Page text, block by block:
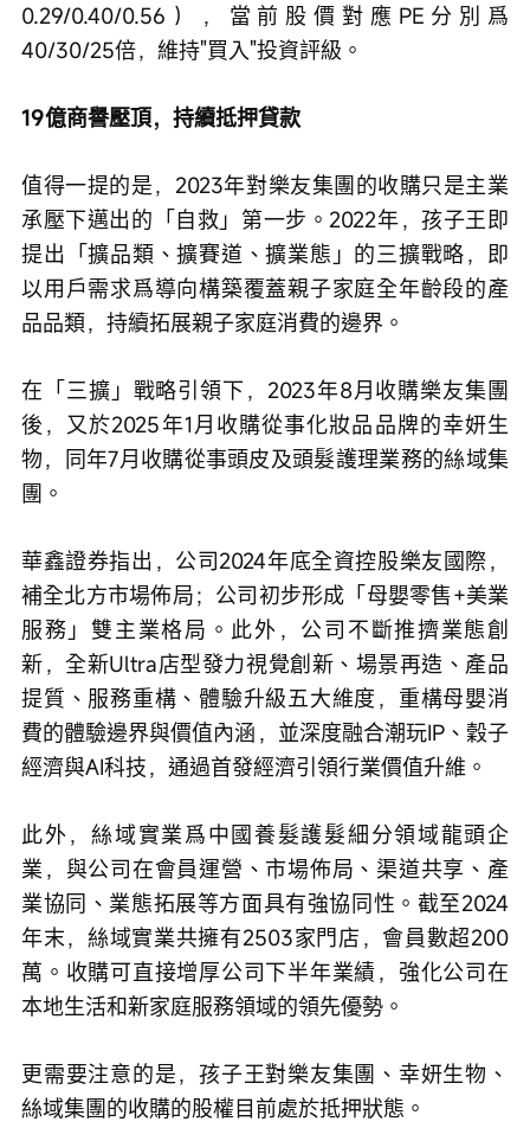
0.29/0.40/0.56），當前股價對應PE分別爲
40/30/25倍，維持"買入"投資評級。
19億商譽壓頂，持續抵押貸款
值得一提的是，2023年對樂友集團的收購只是主業
承壓下邁出的「自救」第一步。2022年，孩子王即
提出「擴品類、擴賽道、擴業態」的三擴戰略，即
以用戶需求爲導向構築覆蓋親子家庭全年齡段的產
品品類，持續拓展親子家庭消費的邊界。
在「三擴」戰略引領下，2023年8月收購樂友集團
後，又於2025年1月收購從事化妝品品牌的幸妍生
物，同年7月收購從事頭皮及頭髮護理業務的絲域集
團。
華鑫證券指出，公司2024年底全資控股樂友國際，
補全北方市場佈局；公司初步形成「母嬰零售+美業
服務」雙主業格局。此外，公司不斷推擠業態創
新，全新Ultra店型發力視覺創新、場景再造、產品
提質、服務重構、體驗升級五大維度，重構母嬰消
費的體驗邊界與價值內涵，並深度融合潮玩IP、穀子
經濟與AI科技，通過首發經濟引領行業價值升維。
此外，絲域實業爲中國養髮護髮細分領域龍頭企
業，與公司在會員運營、市場佈局、渠道共享、產
業協同、業態拓展等方面具有強協同性。截至2024
年末，絲域實業共擁有2503家門店，會員數超200
萬。收購可直接增厚公司下半年業績，強化公司在
本地生活和新家庭服務領域的領先優勢。
更需要注意的是，孩子王對樂友集團、幸妍生物、
絲域集團的收購的股權目前處於抵押狀態。